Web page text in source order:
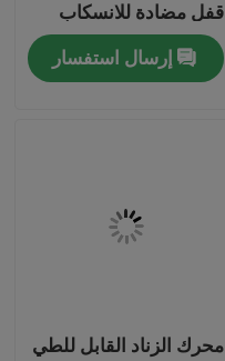
قفل مضادة للانسكاب
وأنبوب تمديد متكامل
للرش مزدوج التأثير
إرسال استفسار
محرك الزناد القابل للطي